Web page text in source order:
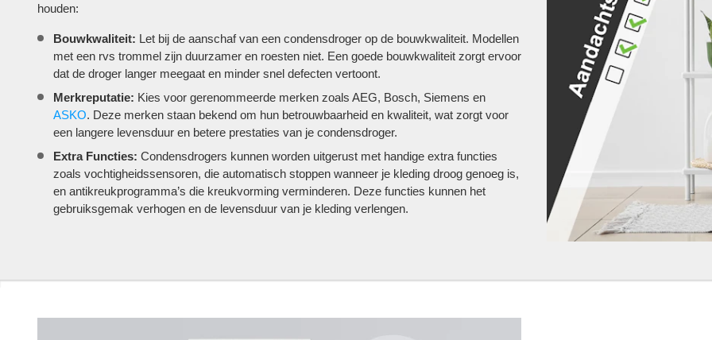
houden:
Bouwkwaliteit: Let bij de aanschaf van een condensdroger op de bouwkwaliteit. Modellen
met een rvs trommel zijn duurzamer en roesten niet. Een goede bouwkwaliteit zorgt ervoor
dat de droger langer meegaat en minder snel defecten vertoont​.
Merkreputatie: Kies voor gerenommeerde merken zoals AEG, Bosch, Siemens en
ASKO. Deze merken staan bekend om hun betrouwbaarheid en kwaliteit, wat zorgt voor
een langere levensduur en betere prestaties van je condensdroger​.
Extra Functies: Condensdrogers kunnen worden uitgerust met handige extra functies
zoals vochtigheidssensoren, die automatisch stoppen wanneer je kleding droog genoeg is,
en antikreukprogramma’s die kreukvorming verminderen. Deze functies kunnen het
gebruiksgemak verhogen en de levensduur van je kleding verlengen.